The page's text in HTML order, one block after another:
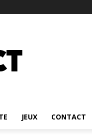
JEUX CONTACT